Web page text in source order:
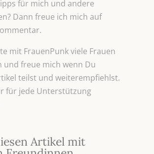
für mich und andere
Dann freue ich mich auf
mit FrauenPunk viele Frauen
und freue mich wenn Du
teilst und weiterempfiehlst.
für jede Unterstützung
Artikel mit